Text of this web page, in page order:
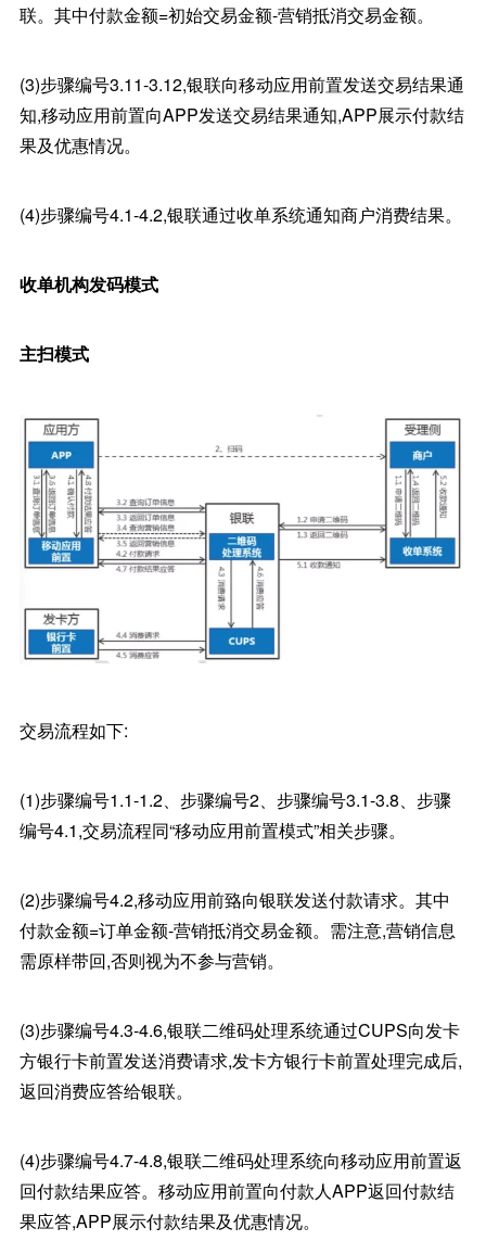
联。其中付款金额=初始交易金额-营销抵消交易金额。
(3)步骤编号3.11-3.12,银联向移动应用前置发送交易结果通
知,移动应用前置向APP发送交易结果通知,APP展示付款结
果及优惠情况。
(4)步骤编号4.1-4.2,银联通过收单系统通知商户消费结果。
收单机构发码模式
主扫模式
交易流程如下:
(1)步骤编号1.1-1.2、步骤编号2、步骤编号3.1-3.8、步骤
编号4.1,交易流程同“移动应用前置模式”相关步骤。
(2)步骤编号4.2,移动应用前臵向银联发送付款请求。其中
付款金额=订单金额-营销抵消交易金额。需注意,营销信息
需原样带回,否则视为不参与营销。
(3)步骤编号4.3-4.6,银联二维码处理系统通过CUPS向发卡
方银行卡前置发送消费请求,发卡方银行卡前置处理完成后,
返回消费应答给银联。
(4)步骤编号4.7-4.8,银联二维码处理系统向移动应用前置返
回付款结果应答。移动应用前置向付款人APP返回付款结
果应答,APP展示付款结果及优惠情况。